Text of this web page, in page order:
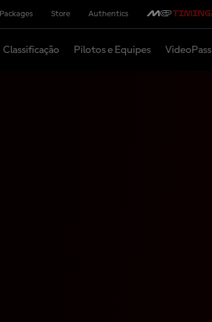
Packages Store Authentics
Classificação Pilotos e Equipes VideoPass